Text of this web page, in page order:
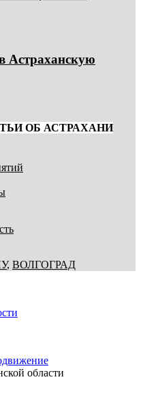
Астраханскую
ОБ АСТРАХАНИ
, ВОЛГОГРАД
области